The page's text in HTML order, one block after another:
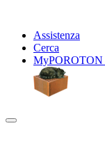
Assistenza
Cerca
MyPOROTON